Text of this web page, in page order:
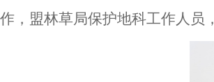
作 ， 盟林草局保护地科工作人员，